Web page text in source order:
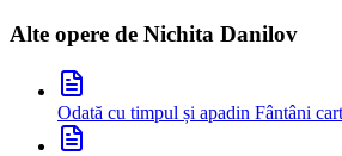
Alte opere de Nichita Danilov
Odată cu timpul și apadin Fântâni